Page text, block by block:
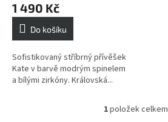
produktu
5,0
5
hvězdiček.
1 490 Kč
Do košíku
Sofistikovaný stříbrný přívěšek
Kate v barvě modrým spinelem
a bílými zirkóny. Královská...
O
1položek celkem